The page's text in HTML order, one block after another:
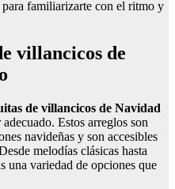
para familiarizarte con el ritmo y
villancicos de
de villancicos de Navidad
Estos arreglos son
navideñas y son accesibles
melodías clásicas hasta
una variedad de opciones que